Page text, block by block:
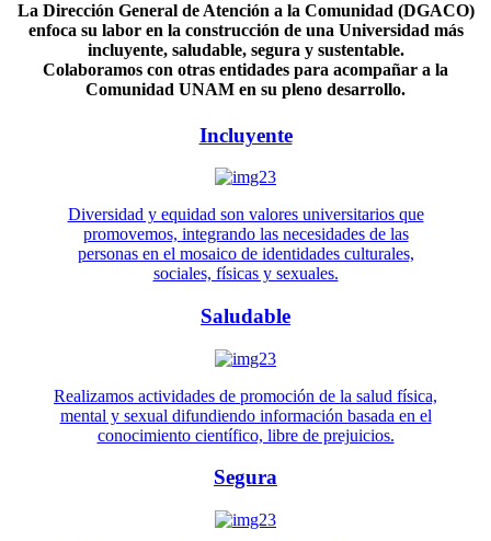
La Dirección General de Atención a la Comunidad (DGACO)
enfoca su labor en la construcción de una Universidad más
incluyente, saludable, segura y sustentable.
Colaboramos con otras entidades para acompañar a la
Comunidad UNAM en su pleno desarrollo.
Incluyente
Diversidad y equidad son valores universitarios que
promovemos, integrando las necesidades de las
personas en el mosaico de identidades culturales,
sociales, físicas y sexuales.
Saludable
Realizamos actividades de promoción de la salud física,
mental y sexual difundiendo información basada en el
conocimiento científico, libre de prejuicios.
Segura